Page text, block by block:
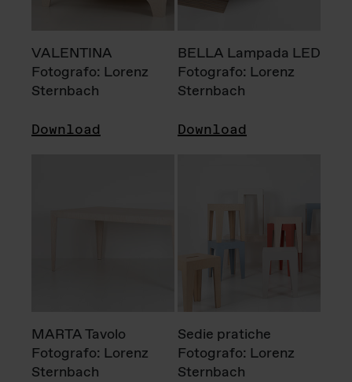
VALENTINA
Fotografo: Lorenz
Sternbach
Download
BELLA Lampada LED
Fotografo: Lorenz
Sternbach
Download
MARTA Tavolo
Fotografo: Lorenz
Sternbach
Sedie pratiche
Fotografo: Lorenz
Sternbach